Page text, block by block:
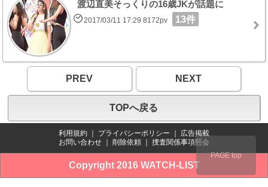
渡辺直美そっくりの16歳JKが話題に
2017/03/11 17:29 8172pv 13件
PREV NEXT
TOPへ戻る
利用規約 プライバシーポリシー
広告掲載
お問い合わせ
削除依頼 捜査関係事項照会
Copyright 2016 WATCH-LIST
PAGE top